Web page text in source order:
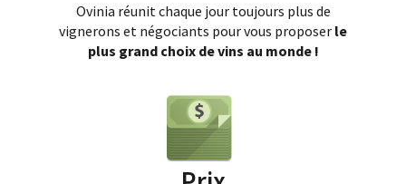
Ovinia réunit chaque jour toujours plus de
vignerons et négociants pour vous proposer le
plus grand choix de vins au monde !